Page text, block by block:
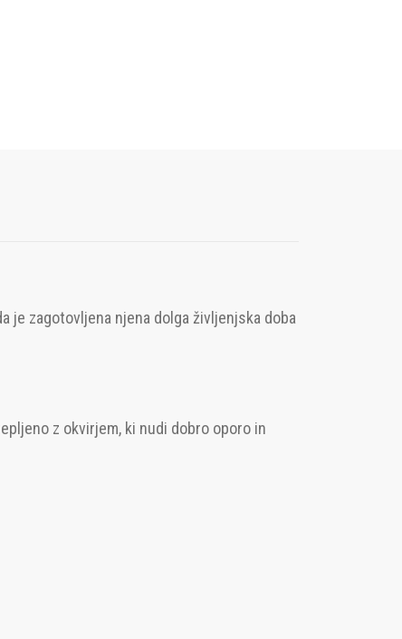
je zagotovljena njena dolga življenjska doba
z okvirjem, ki nudi dobro oporo in